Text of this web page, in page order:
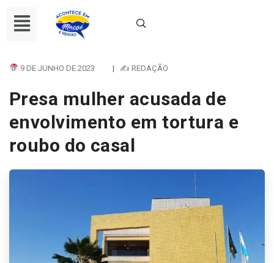
9 DE JUNHO DE 2023 | ✍ REDAÇÃO
Presa mulher acusada de
envolvimento em tortura e
roubo do casal